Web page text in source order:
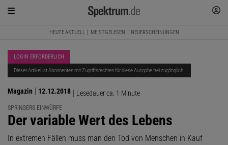
HEUTE AKTUELL MEISTGELESEN NEUERSCHEINUNGEN
LOGIN ERFORDERLICH
Dieser Artikel ist Abonnenten mit Zugriffsrechten für diese Ausgabe frei zugänglich.
Magazin 12.12.2018 Lesedauer ca. 1 Minute
SPRINGERS EINWÜRFE
:
Der variable Wert des Lebens
In extremen Fällen muss man den Tod von Menschen in Kauf